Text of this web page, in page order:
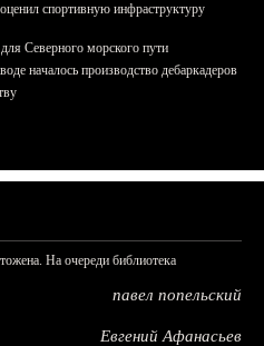
спортивную инфраструктуру
Северного морского пути
началось производство дебаркадеров
На очереди библиотека
павел попельский
Евгений Афанасьев